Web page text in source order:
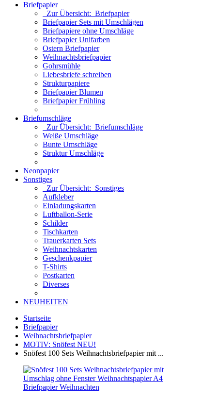
Briefpapier
Zur Übersicht: Briefpapier
Briefpapier Sets mit Umschlägen
Briefpapiere ohne Umschläge
Briefpapier Unifarben
Ostern Briefpapier
Weihnachtsbriefpapier
Gohrsmühle
Liebesbriefe schreiben
Strukturpapiere
Briefpapier Blumen
Briefpapier Frühling
Briefumschläge
Zur Übersicht: Briefumschläge
Weiße Umschläge
Bunte Umschläge
Struktur Umschläge
Neonpapier
Sonstiges
Zur Übersicht: Sonstiges
Aufkleber
Einladungskarten
Luftballon-Serie
Schilder
Tischkarten
Trauerkarten Sets
Weihnachtskarten
Geschenkpapier
T-Shirts
Postkarten
Diverses
NEUHEITEN
Startseite
Briefpapier
Weihnachtsbriefpapier
MOTIV: Snöfest NEU!
Snöfest 100 Sets Weihnachtsbriefpapier mit ...